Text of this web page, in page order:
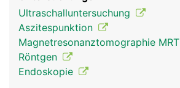
Ultraschalluntersuchung
Aszitespunktion
Magnetresonanztomographie MRT
Röntgen
Endoskopie